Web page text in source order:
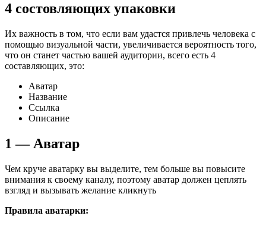
4 состовляющих упаковки
Их важность в том, что если вам удастся привлечь человека с
помощью визуальной части, увеличивается вероятность того,
что он станет частью вашей аудитории, всего есть 4
составляющих, это:
Аватар
Название
Ссылка
Описание
1 — Аватар
Чем круче аватарку вы выделите, тем больше вы повысите
внимания к своему каналу, поэтому аватар должен цеплять
взгляд и вызывать желание кликнуть
Правила аватарки: